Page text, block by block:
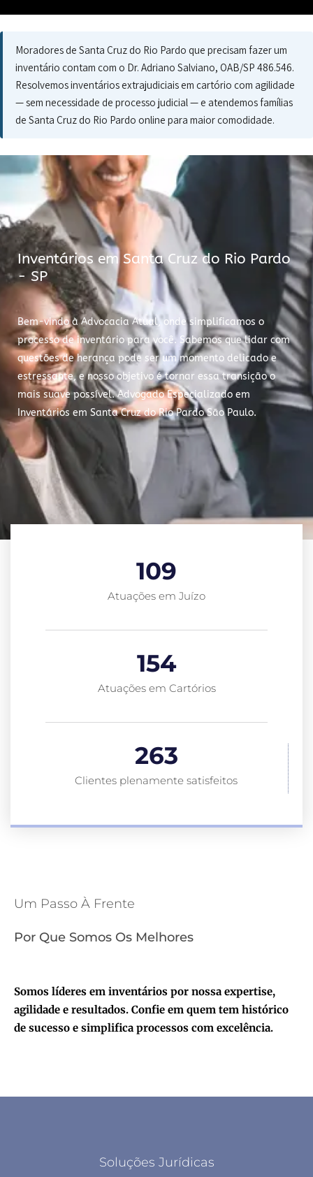
Moradores de Santa Cruz do Rio Pardo que precisam fazer um
inventário contam com o Dr. Adriano Salviano, OAB/SP 486.546.
Resolvemos inventários extrajudiciais em cartório com agilidade
— sem necessidade de processo judicial — e atendemos famílias
de Santa Cruz do Rio Pardo online para maior comodidade.
Inventários em Santa Cruz do Rio Pardo
- SP
Bem-vindo à Advocacia Atual, onde simplificamos o
processo de inventário para você. Sabemos que lidar com
questões de herança pode ser um momento delicado e
estressante, e nosso objetivo é tornar essa transição o
mais suave possível. Advogado Especializado em
Inventários em Santa Cruz do Rio Pardo São Paulo.
Atuações em Juízo
109
Atuações em Cartórios
154
Clientes plenamente satisfeitos
263
Um Passo À Frente
Por Que Somos Os Melhores
Somos líderes em inventários por nossa expertise,
agilidade e resultados. Confie em quem tem histórico
de sucesso e simplifica processos com excelência.
Soluções Jurídicas